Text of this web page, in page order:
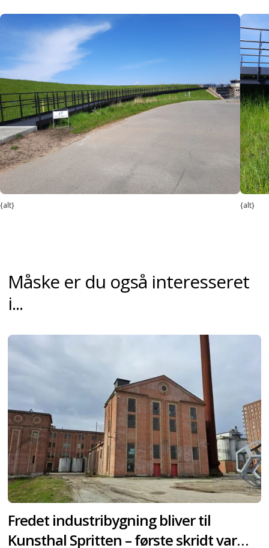
{alt} {alt}
Måske er du også interesseret
i...
Fredet industribygning bliver til
Kunsthal Spritten – første skridt var